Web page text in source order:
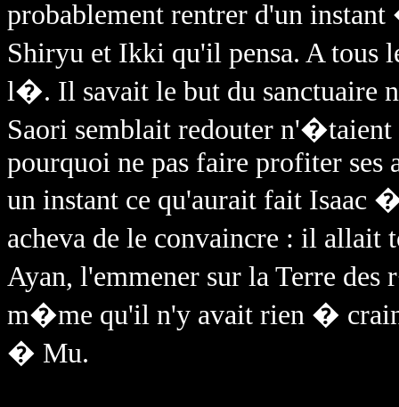
probablement rentrer d'un
Shiryu et Ikki qu'il pensa. A tous
l�. Il savait le but du sanctuaire
Saori semblait redouter n'�taient
pourquoi ne pas faire profiter ses
un instant ce qu'aurait fait Isaac
acheva de le convaincre : il
Ayan, l'emmener sur la Terre
m�me qu'il n'y avait rien �
� Mu.